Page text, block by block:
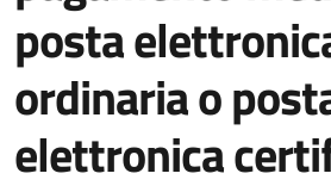
posta
ordinaria o
elettronica